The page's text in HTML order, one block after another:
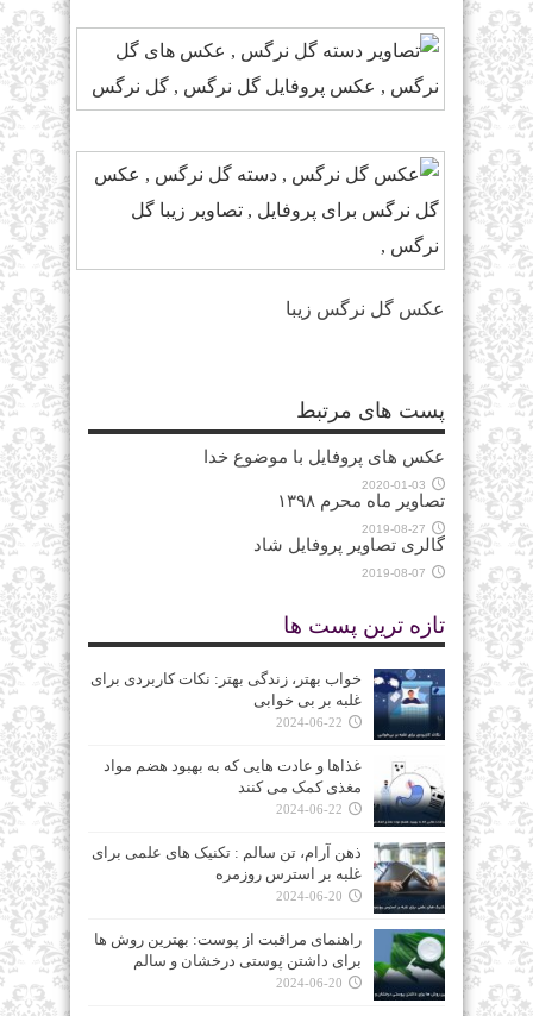
عکس گل نرگس زیبا
پست های مرتبط
عکس های پروفایل با موضوع خدا
2020-01-03
تصاویر ماه محرم ۱۳۹۸
2019-08-27
گالری تصاویر پروفایل شاد
2019-08-07
تازه ترین پست ها
خواب بهتر، زندگی بهتر: نکات کاربردی برای
غلبه بر بی‌ خوابی
2024-06-22
غذاها و عادت‌ هایی که به بهبود هضم مواد
مغذی کمک می‌ کنند
2024-06-22
ذهن آرام، تن سالم : تکنیک‌ های علمی برای
غلبه بر استرس روزمره
2024-06-20
راهنمای مراقبت از پوست: بهترین روش‌ ها
برای داشتن پوستی درخشان و سالم
2024-06-20